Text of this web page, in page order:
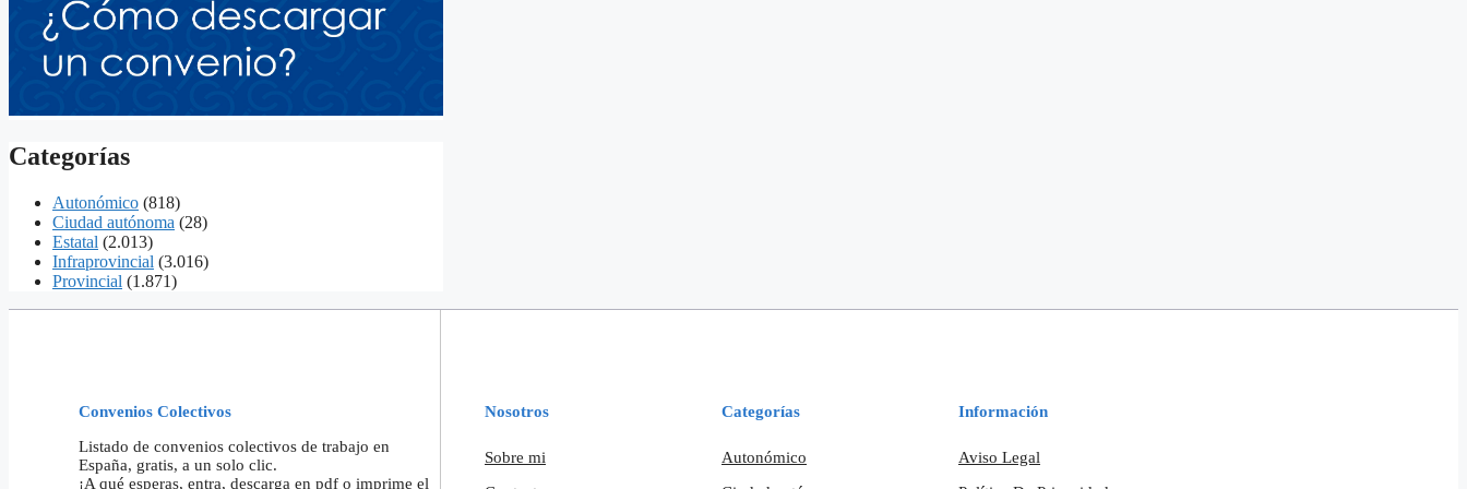
Categorías
Autonómico (818)
Ciudad autónoma (28)
Estatal (2.013)
Infraprovincial (3.016)
Provincial (1.871)
Convenios Colectivos
Listado de convenios colectivos de trabajo en
España, gratis, a un solo clic.
¡A qué esperas, entra, descarga en pdf o imprime el
Nosotros
Sobre mi
Categorías
Autonómico
Información
Aviso Legal